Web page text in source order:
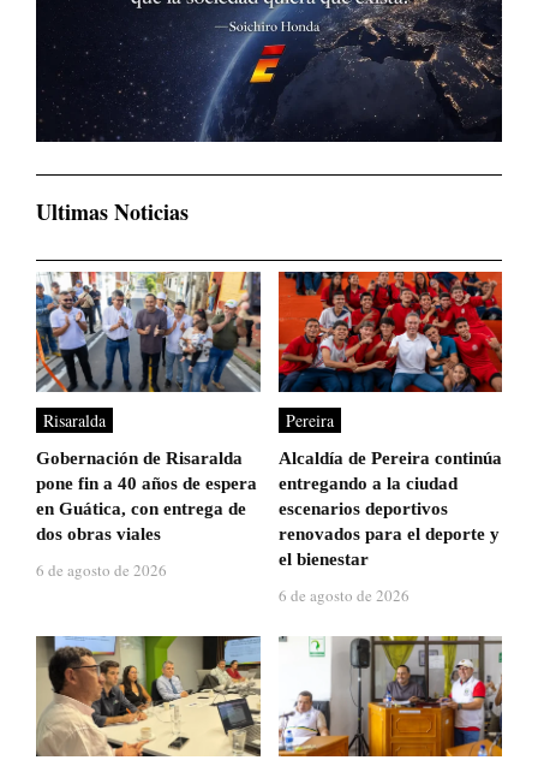
Ultimas Noticias
Risaralda
Gobernación de Risaralda
pone fin a 40 años de espera
en Guática, con entrega de
dos obras viales
6 de agosto de 2026
Pereira
Alcaldía de Pereira continúa
entregando a la ciudad
escenarios deportivos
renovados para el deporte y
el bienestar
6 de agosto de 2026